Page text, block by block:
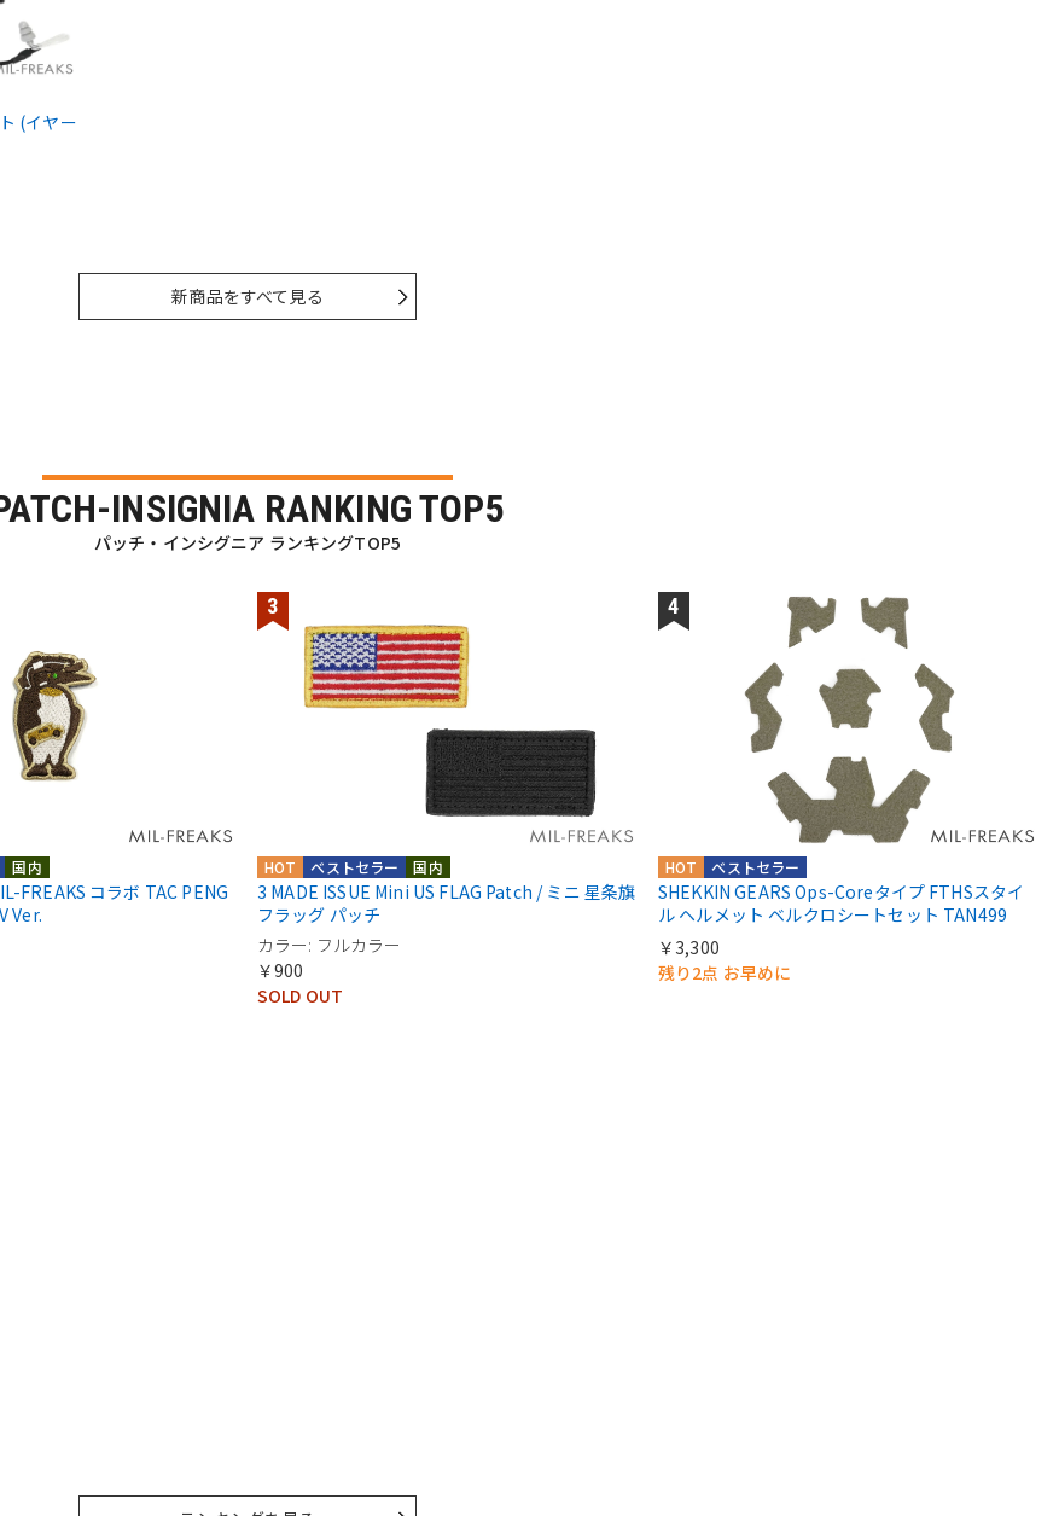
(イヤー
新商品をすべて見る
INSIGNIA RANKING TOP5
パッチ・インシグニア ランキングTOP5
国内
FREAKS コラボ TAC PENG
Ver.
国内
ベストセラー
HOT
3 MADE ISSUE Mini US FLAG Patch / ミニ 星条旗
フラッグ パッチ
カラー: フルカラー
￥900
SOLD OUT
ベストセラー
HOT
SHEKKIN GEARS Ops-Coreタイプ FTHSスタイ
ル ヘルメット ベルクロシートセット TAN499
￥3,300
残り2点 お早めに